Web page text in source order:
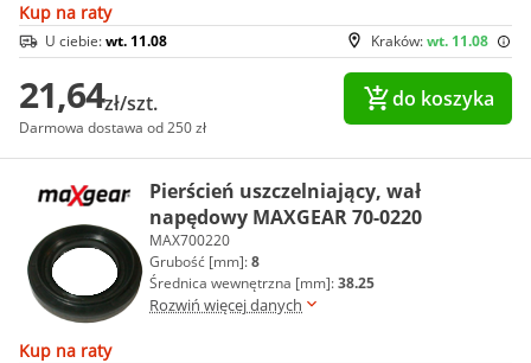
Kup na raty
Kraków:wt. 11.08
U ciebie:wt. 11.08
21,64zł/szt.
Darmowa dostawa od 250 zł
do koszyka
Pierścień uszczelniający, wał
napędowy MAXGEAR 70-0220
MAX700220
Grubość [mm]:8
Średnica wewnętrzna [mm]:38.25
Rozwiń więcej danych
Kup na raty